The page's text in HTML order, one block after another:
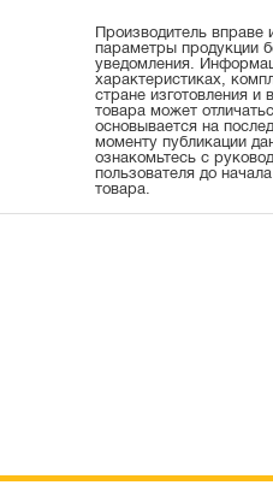
Производитель вправе
параметры продукции
уведомления.
характеристиках,
стране изготовления и
товара может
основывается на
моменту публикации
ознакомьтесь с
пользователя до
товара.